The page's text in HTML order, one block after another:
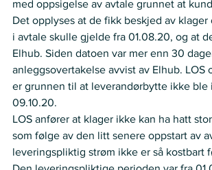
med oppsigelse av avtale grunnet at
Det opplyses at de fikk beskjed av klager
i avtale skulle gjelde fra 01.08.20, og at
Elhub. Siden datoen var mer enn 30
anleggsovertakelse avvist av Elhub. LOS
er grunnen til at leverandørbytte ikke ble
09.10.20.
LOS anfører at klager ikke kan ha hatt
som følge av den litt senere oppstart av
leveringspliktig strøm ikke er så kostbart